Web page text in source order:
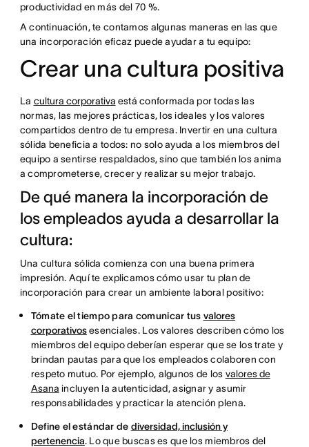
productividad en más del 70 %.
A continuación, te contamos algunas maneras en las que
una incorporación eficaz puede ayudar a tu equipo:
Crear una cultura positiva
La cultura corporativa está conformada por todas las
normas, las mejores prácticas, los ideales y los valores
compartidos dentro de tu empresa. Invertir en una cultura
sólida beneficia a todos: no solo ayuda a los miembros del
equipo a sentirse respaldados, sino que también los anima
a comprometerse, crecer y realizar su mejor trabajo.
De qué manera la incorporación de
los empleados ayuda a desarrollar la
cultura:
Una cultura sólida comienza con una buena primera
impresión. Aquí te explicamos cómo usar tu plan de
incorporación para crear un ambiente laboral positivo:
Tómate el tiempo para comunicar tus valores
corporativosesenciales. Los valores describen cómo los
miembros del equipo deberían esperar que se los trate y
brindan pautas para que los empleados colaboren con
respeto mutuo. Por ejemplo, algunos de los valores de
Asana incluyen la autenticidad, asignar y asumir
responsabilidades y practicar la atención plena.
Define el estándar de diversidad, inclusión y
pertenencia. Lo que buscas es que los miembros del